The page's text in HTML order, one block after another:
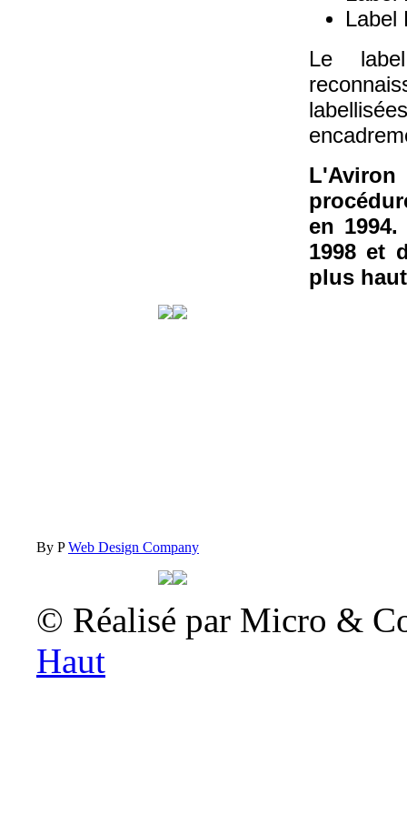
Label
Le
en
1998 et
plus
By PWeb Design Company
© Réalisé par Micro &
Haut